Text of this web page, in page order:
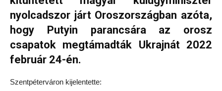
nyolcadszor járt Oroszországban azóta,
hogy Putyin parancsára az orosz
csapatok megtámadták Ukrajnát 2022
február 24-én.
Szentpéterváron kijelentette: